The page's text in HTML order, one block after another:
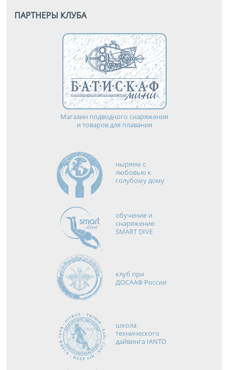
ПАРТНЕРЫ КЛУБА
Магазин подводного снаряжения
и товаров для плавания
ныряем с
любовью к
голубому дому
обучение и
снаряжение
SMART DIVE
клуб при
ДОСААФ России
школа
технического
дайвинга IANTD